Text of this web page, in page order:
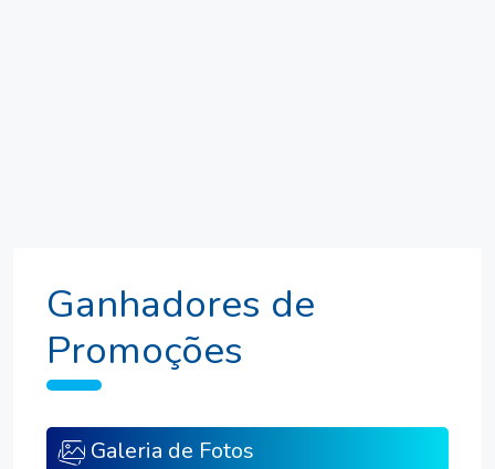
Ganhadores de
Promoções
Galeria de Fotos